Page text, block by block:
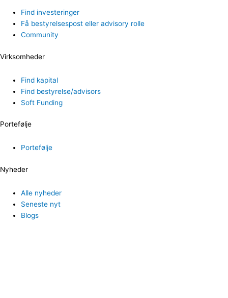
Find investeringer
Få bestyrelsespost eller advisory rolle
Community
Virksomheder
Find kapital
Find bestyrelse/advisors
Soft Funding
Portefølje
Portefølje
Nyheder
Alle nyheder
Seneste nyt
Blogs